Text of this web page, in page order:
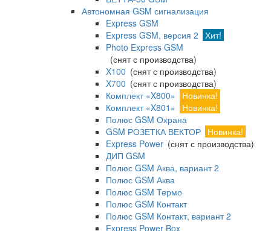
Автономная GSM сигнализация
Express GSM
Express GSM, версия 2 Хит!
Photo Express GSM
(снят с производства)
X100 (снят с производства)
X700 (снят с производства)
Комплект «X800»
Новинка!
Комплект «X801»
Новинка!
Полюс GSM Охрана
GSM РОЗЕТКА ВЕКТОР Новинка!
Express Power (снят с производства)
ДИП GSM
Полюс GSM Аква, вариант 2
Полюс GSM Аква
Полюс GSM Термо
Полюс GSM Контакт
Полюс GSM Контакт, вариант 2
Express Power Box